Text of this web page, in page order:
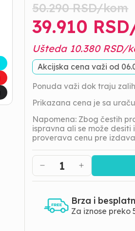
50.290RSD/kom
39.910
Ušteda 10.380RSD/
Akcijska cena važi od
Ponuda važi dok traju
Prikazana cena je sa
Napomena: Zbog čestih
ispravna ali se može
proverava cenu pre
1
Brza i
Za iznose preko